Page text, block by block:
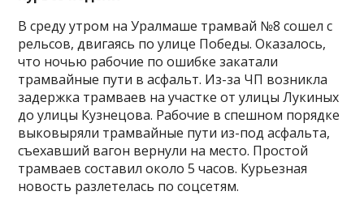
В среду утром на Уралмаше трамвай №8 сошел с
рельсов, двигаясь по улице Победы. Оказалось,
что ночью рабочие по ошибке закатали
трамвайные пути в асфальт. Из-за ЧП возникла
задержка трамваев на участке от улицы Лукиных
до улицы Кузнецова. Рабочие в спешном порядке
выковыряли трамвайные пути из-под асфальта,
съехавший вагон вернули на место. Простой
трамваев составил около 5 часов. Курьезная
новость разлетелась по соцсетям.